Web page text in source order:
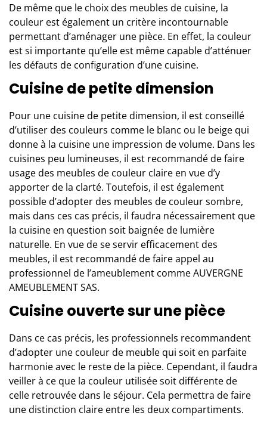
De même que le choix des meubles de cuisine, la
couleur est également un critère incontournable
permettant d’aménager une pièce. En effet, la couleur
est si importante qu’elle est même capable d’atténuer
les défauts de configuration d’une cuisine.
Cuisine de petite dimension
Pour une cuisine de petite dimension, il est conseillé
d’utiliser des couleurs comme le blanc ou le beige qui
donne à la cuisine une impression de volume. Dans les
cuisines peu lumineuses, il est recommandé de faire
usage des meubles de couleur claire en vue d’y
apporter de la clarté. Toutefois, il est également
possible d’adopter des meubles de couleur sombre,
mais dans ces cas précis, il faudra nécessairement que
la cuisine en question soit baignée de lumière
naturelle. En vue de se servir efficacement des
meubles, il est recommandé de faire appel au
professionnel de l’ameublement commeAUVERGNE
AMEUBLEMENT SAS.
Cuisine ouverte sur une pièce
Dans ce cas précis, les professionnels recommandent
d’adopter une couleur de meuble qui soit en parfaite
harmonie avec le reste de la pièce. Cependant, il faudra
veiller à ce que la couleur utilisée soit différente de
celle retrouvée dans le séjour. Cela permettra de faire
une distinction claire entre les deux compartiments.